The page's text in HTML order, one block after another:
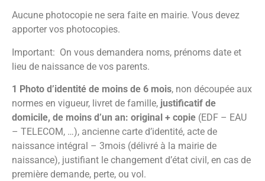
Aucune photocopie ne sera faite en mairie. Vous devez
apporter vos photocopies.
Important: On vous demandera noms, prénoms date et
lieu de naissance de vos parents.
1 Photo d’identité de moins de 6 mois, non découpée aux
normes en vigueur, livret de famille, justificatif de
domicile, de moins d’un an: original + copie (EDF – EAU
– TELECOM, …), ancienne carte d’identité, acte de
naissance intégral – 3mois (délivré à la mairie de
naissance), justifiant le changement d’état civil, en cas de
première demande, perte, ou vol.